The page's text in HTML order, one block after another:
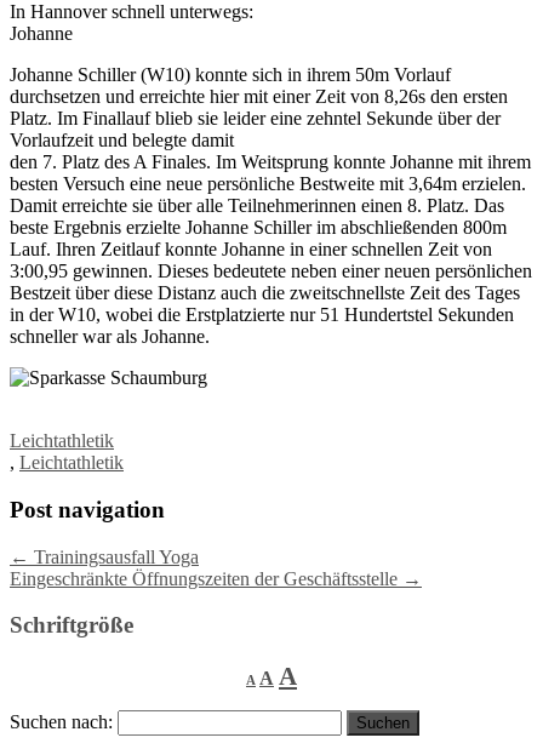
In Hannover schnell unterwegs:
Johanne
Johanne Schiller (W10) konnte sich in ihrem 50m Vorlauf
durchsetzen und erreichte hier mit einer Zeit von 8,26s den ersten
Platz. Im Finallauf blieb sie leider eine zehntel Sekunde über der
Vorlaufzeit und belegte damit
den 7. Platz des A Finales. Im Weitsprung konnte Johanne mit ihrem
besten Versuch eine neue persönliche Bestweite mit 3,64m erzielen.
Damit erreichte sie über alle Teilnehmerinnen einen 8. Platz. Das
beste Ergebnis erzielte Johanne Schiller im abschließenden 800m
Lauf. Ihren Zeitlauf konnte Johanne in einer schnellen Zeit von
3:00,95 gewinnen. Dieses bedeutete neben einer neuen persönlichen
Bestzeit über diese Distanz auch die zweitschnellste Zeit des Tages
in der W10, wobei die Erstplatzierte nur 51 Hundertstel Sekunden
schneller war als Johanne.
Leichtathletik
, Leichtathletik
Post navigation
← Trainingsausfall Yoga
Eingeschränkte Öffnungszeiten der Geschäftsstelle →
Schriftgröße
A
Decrease
font
A Reset
font
size.
A
font
size.
Suchen nach: